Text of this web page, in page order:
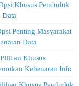
Khusus Penduduk
Data
Penting Masyarakat
Data
Khusus
Kebenaran Info
Khusus Penduduk